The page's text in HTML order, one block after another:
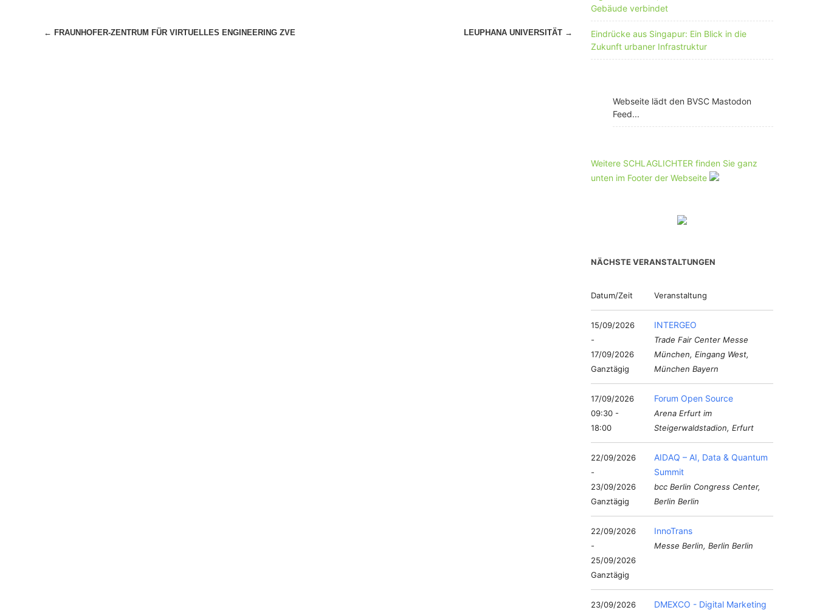
Beitragsnavigation
← FRAUNHOFER-ZENTRUM FÜR VIRTUELLES ENGINEERING ZVE LEUPHANA UNIVERSITÄT →
Gebäude verbindet
Eindrücke aus Singapur: Ein Blick in die
Zukunft urbaner Infrastruktur
Webseite lädt den BVSC Mastodon
Feed...
Weitere SCHLAGLICHTER finden Sie ganz
unten im Footer der Webseite
NÄCHSTE VERANSTALTUNGEN
Datum/Zeit Veranstaltung
15/09/2026
-
17/09/2026
Ganztägig
INTERGEO
Trade Fair Center Messe
München, Eingang West,
München Bayern
17/09/2026
09:30 -
18:00
Forum Open Source
Arena Erfurt im
Steigerwaldstadion, Erfurt
22/09/2026
-
23/09/2026
Ganztägig
AIDAQ – AI, Data & Quantum
Summit
bcc Berlin Congress Center,
Berlin Berlin
22/09/2026
-
25/09/2026
Ganztägig
InnoTrans
Messe Berlin, Berlin Berlin
23/09/2026
DMEXCO - Digital Marketing